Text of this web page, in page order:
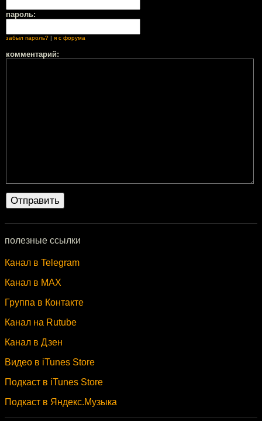
пароль:
забыл пароль? я с форума
комментарий:
полезные ссылки
Канал в Telegram
Канал в MAX
Группа в Контакте
Канал на Rutube
Канал в Дзен
Видео в iTunes Store
Подкаст в iTunes Store
Подкаст в Яндекс.Музыка